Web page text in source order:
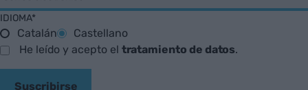
IDIOMA*
Catalán
Castellano
He leído y acepto el tratamiento de datos.
Suscribirse